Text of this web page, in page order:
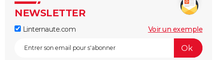
NEWSLETTER
Linternaute.com Voir un exemple